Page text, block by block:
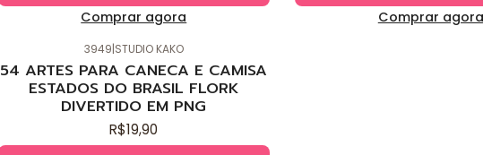
Comprar agora Comprar agora
3949|STUDIO KAKO
54 ARTES PARA CANECA E CAMISA
ESTADOS DO BRASIL FLORK
DIVERTIDO EM PNG
R$19,90